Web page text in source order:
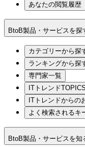
あなたの閲覧履歴
BtoB製品・サービスを探
カテゴリーから探
ランキングから探
専門家一覧
ITトレンドTOPICS
ITトレンドからの
よく検索されるキ
BtoB製品・サービスを知